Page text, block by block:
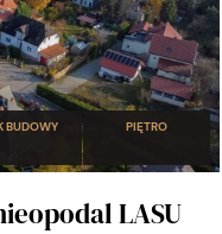
BUDOWY PIĘTRO
LASU